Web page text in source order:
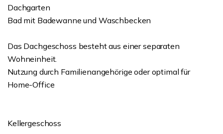
Dachgarten
Bad mit Badewanne und Waschbecken
Das Dachgeschoss besteht aus einer separaten
Wohneinheit.
Nutzung durch Familienangehörige oder optimal für
Home-Office
Kellergeschoss